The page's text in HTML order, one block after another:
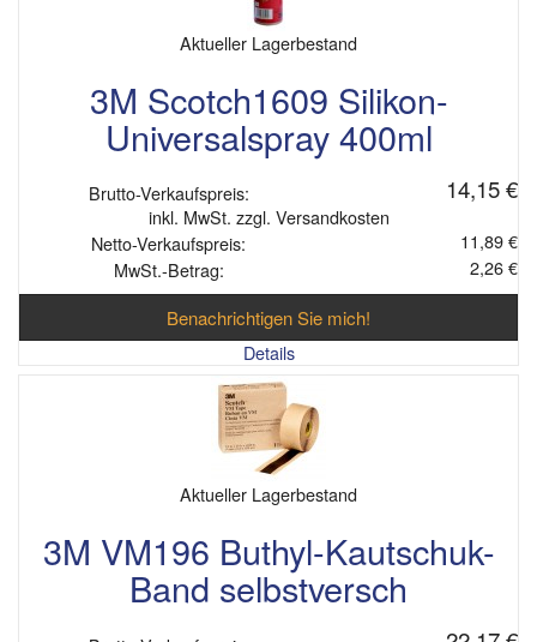
Aktueller Lagerbestand
3M Scotch1609 Silikon-
Universalspray 400ml
Brutto-Verkaufspreis: 14,15 €
inkl. MwSt. zzgl. Versandkosten
Netto-Verkaufspreis:
11,89 €
MwSt.-Betrag:
2,26 €
Benachrichtigen Sie mich!
Details
Aktueller Lagerbestand
3M VM196 Buthyl-Kautschuk-
Band selbstversch